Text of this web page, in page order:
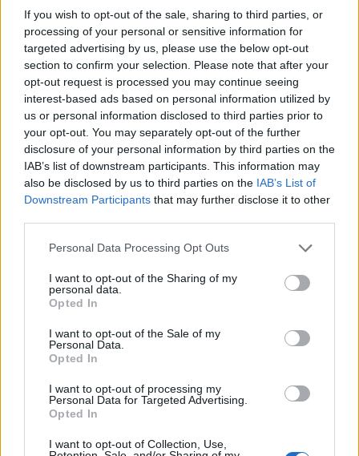
If you wish to opt-out of the sale, sharing to third parties, or
processing of your personal or sensitive information for
targeted advertising by us, please use the below opt-out
section to confirm your selection. Please note that after your
opt-out request is processed you may continue seeing
interest-based ads based on personal information utilized by
us or personal information disclosed to third parties prior to
your opt-out. You may separately opt-out of the further
disclosure of your personal information by third parties on the
IAB’s list of downstream participants. This information may
also be disclosed by us to third parties on the IAB’s List of
Downstream Participants that may further disclose it to other
Personal Data Processing Opt Outs
I want to opt-out of the Sharing of my
personal data.
Opted In
I want to opt-out of the Sale of my
Personal Data.
Opted In
I want to opt-out of processing my
Personal Data for Targeted Advertising.
Opted In
I want to opt-out of Collection, Use,
9. G R A I
N
10. G A R N
I
11. G A I
E
12. G E A
I
13. A N G
E
14.
N A G
E
15. G E N
A
G A R
G E R
R A I
E
E A